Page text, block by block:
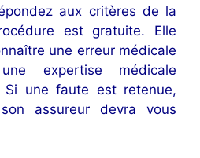
aux critères de la
est gratuite. Elle
une erreur médicale
expertise médicale
Si une faute est retenue,
assureur devra vous